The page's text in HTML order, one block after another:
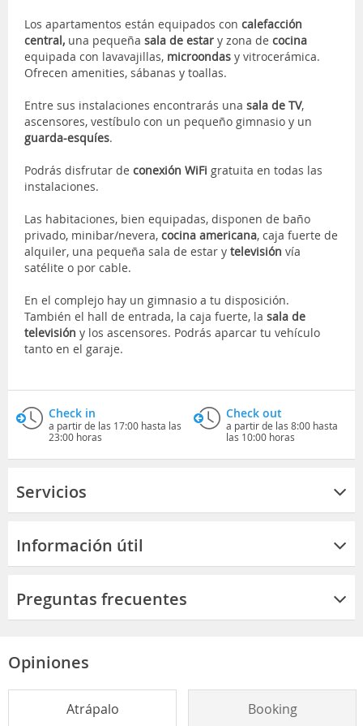
Los apartamentos están equipados con calefacción
central, una pequeña sala de estar y zona de cocina
equipada con lavavajillas, microondas y vitrocerámica.
Ofrecen amenities, sábanas y toallas.
Entre sus instalaciones encontrarás una sala de TV,
ascensores, vestíbulo con un pequeño gimnasio y un
guarda-esquíes.
Podrás disfrutar de conexión WiFi gratuita en todas las
instalaciones.
Las habitaciones, bien equipadas, disponen de baño
privado, minibar/nevera, cocina americana, caja fuerte de
alquiler, una pequeña sala de estar y televisión vía
satélite o por cable.
En el complejo hay un gimnasio a tu disposición.
También el hall de entrada, la caja fuerte, la sala de
televisión y los ascensores. Podrás aparcar tu vehículo
tanto en el garaje.
Check in
a partir de las 17:00 hasta las
23:00 horas
Check out
a partir de las 8:00 hasta
las 10:00 horas
Servicios
Información útil
Preguntas frecuentes
Opiniones
Atrápalo Booking